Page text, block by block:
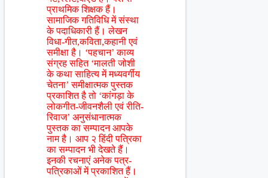
प्राथमिक शिक्षक हैं।
सामाजिक गतिविधि में संस्था
के पदाधिकारी हैं। लेखन
विधा-गीत,कविता,कहानी एवं
समीक्षा है। ‘पहचान’ काव्य
संग्रह सहित ‘मालती जोशी
के कथा साहित्य में मध्यवर्गीय
चेतना’ समीक्षात्मक पुस्तक
प्रकाशित है तो ‘कांगड़ा के
लोकगीत-जीवनशैली एवं रीति-
रिवाज’ अनुसंधानात्मक
पुस्तक का सम्पादन आपके
नाम है। आप २ हिंदी पत्रिका
का सम्पादन भी देखते हैं।
इनकी रचनाएं अनेक पत्र-
पत्रिकाओं में प्रकाशित हैं।